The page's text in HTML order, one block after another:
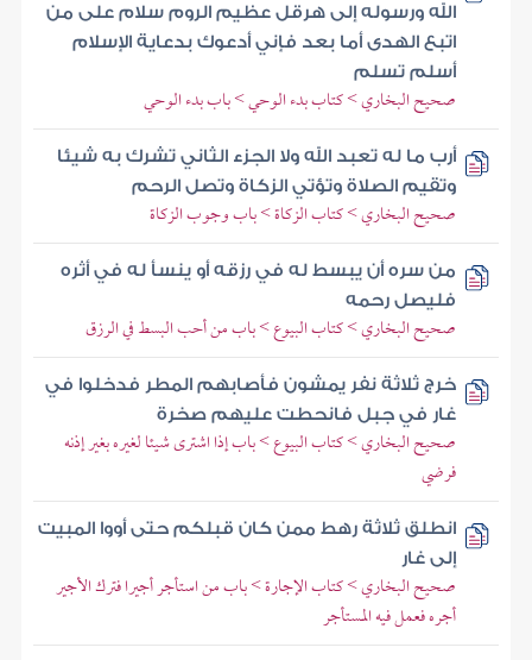
الله ورسوله إلى هرقل عظيم الروم سلام على من
اتبع الهدى أما بعد فإني أدعوك بدعاية الإسلام
أسلم تسلم
صحيح البخاري > كتاب بدء الوحي > باب بدء الوحي
أرب ما له تعبد الله ولا الجزء الثاني تشرك به شيئا
وتقيم الصلاة وتؤتي الزكاة وتصل الرحم
صحيح البخاري > كتاب الزكاة > باب وجوب الزكاة
من سره أن يبسط له في رزقه أو ينسأ له في أثره
فليصل رحمه
صحيح البخاري > كتاب البيوع > باب من أحب البسط في الرزق
خرج ثلاثة نفر يمشون فأصابهم المطر فدخلوا في
غار في جبل فانحطت عليهم صخرة
صحيح البخاري > كتاب البيوع > باب إذا اشترى شيئا لغيره بغير إذنه
فرضي
انطلق ثلاثة رهط ممن كان قبلكم حتى أووا المبيت
إلى غار
صحيح البخاري > كتاب الإجارة > باب من استأجر أجيرا فترك الأجير
أجره فعمل فيه المستأجر